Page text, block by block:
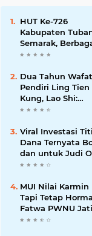
HUT Ke-726
Kabupaten
Semarak,
Prestasinya Pun
Dua Tahun
Pendiri Ling Tien
Kung, Lao Shi:
Amanah Harus
Viral Investasi
Dana Ternyata
dan untuk Judi
MUI Nilai Karmin
Tapi Tetap
Fatwa PWNU